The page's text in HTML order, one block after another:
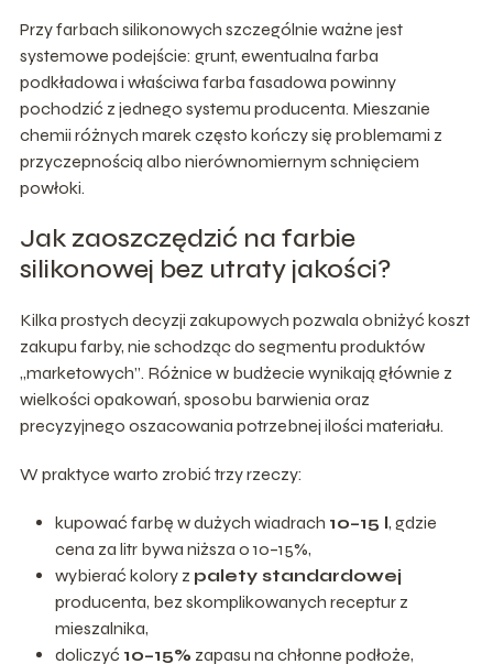
Przy farbach silikonowych szczególnie ważne jest
systemowe podejście: grunt, ewentualna farba
podkładowa i właściwa farba fasadowa powinny
pochodzić z jednego systemu producenta. Mieszanie
chemii różnych marek często kończy się problemami z
przyczepnością albo nierównomiernym schnięciem
powłoki.
Jak zaoszczędzić na farbie
silikonowej bez utraty jakości?
Kilka prostych decyzji zakupowych pozwala obniżyć koszt
zakupu farby, nie schodząc do segmentu produktów
„marketowych”. Różnice w budżecie wynikają głównie z
wielkości opakowań, sposobu barwienia oraz
precyzyjnego oszacowania potrzebnej ilości materiału.
W praktyce warto zrobić trzy rzeczy:
kupować farbę w dużych wiadrach 10–15 l, gdzie
cena za litr bywa niższa o 10–15%,
wybierać kolory z palety standardowej
producenta, bez skomplikowanych receptur z
mieszalnika,
doliczyć 10–15% zapasu na chłonne podłoże,